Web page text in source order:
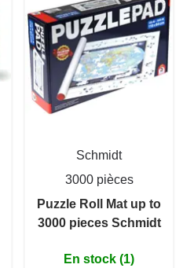
Schmidt
3000 pièces
Puzzle Roll Mat up to
3000 pieces Schmidt
En stock (1)